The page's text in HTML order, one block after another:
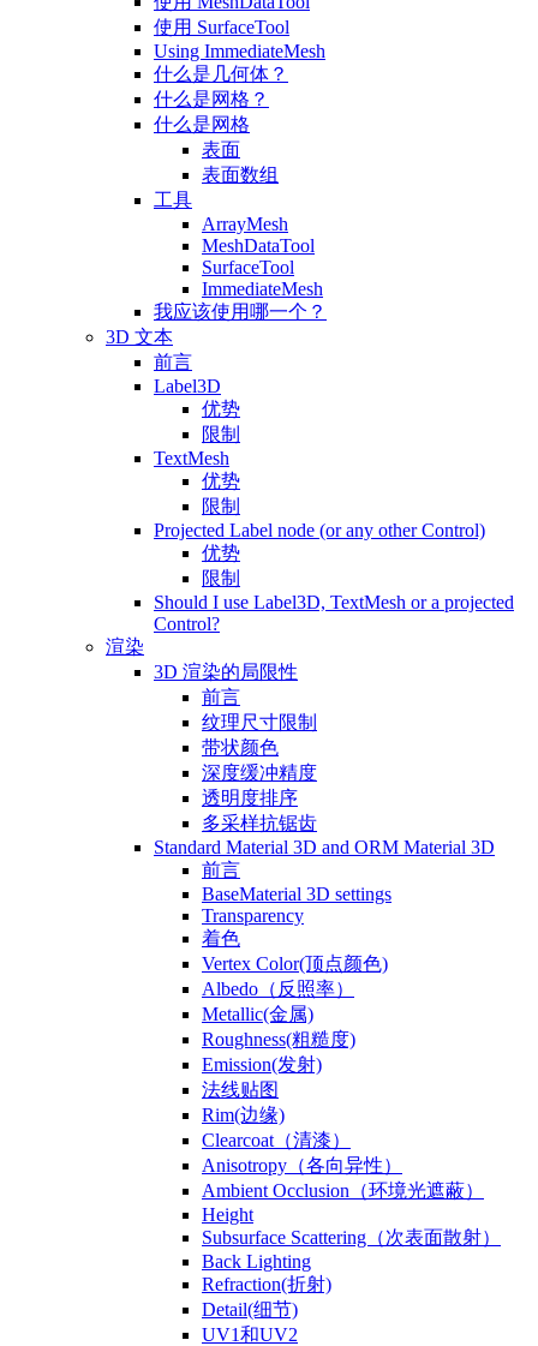
使用 SurfaceTool
Using ImmediateMesh
什么是几何体？
什么是网格？
什么是网格
表面
表面数组
工具
ArrayMesh
MeshDataTool
SurfaceTool
ImmediateMesh
我应该使用哪一个？
3D 文本
前言
Label3D
优势
限制
TextMesh
优势
限制
Projected Label node (or any other Control)
优势
限制
Should I use Label3D, TextMesh or a projected
Control?
渲染
3D 渲染的局限性
前言
纹理尺寸限制
带状颜色
深度缓冲精度
透明度排序
多采样抗锯齿
Standard Material 3D and ORM Material 3D
前言
BaseMaterial 3D settings
Transparency
着色
Vertex Color(顶点颜色)
Albedo（反照率）
Metallic(金属)
Roughness(粗糙度)
Emission(发射)
法线贴图
Rim(边缘)
Clearcoat（清漆）
Anisotropy（各向异性）
Ambient Occlusion（环境光遮蔽）
Height
Subsurface Scattering（次表面散射）
Back Lighting
Refraction(折射)
Detail(细节)
UV1和UV2